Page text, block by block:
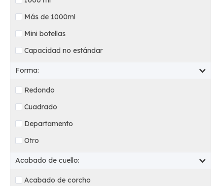
Más de 1000ml
Mini botellas
Capacidad no estándar
Forma:
Redondo
Cuadrado
Departamento
Otro
Acabado de cuello:
Acabado de corcho